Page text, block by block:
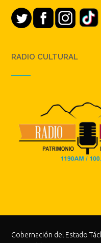
RADIO CULTURAL
Gobernación del Estado